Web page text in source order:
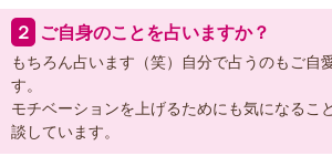
２ ご自身のことを占いますか？
もちろん占います（笑）自分で占うのもご自
す。
モチベーションを上げるためにも気になるこ
談しています。